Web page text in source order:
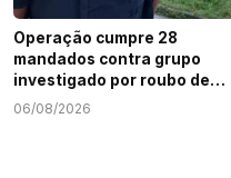
Operação cumpre 28
mandados contra grupo
investigado por roubo de
cargas e tráfico de drogas
06/08/2026